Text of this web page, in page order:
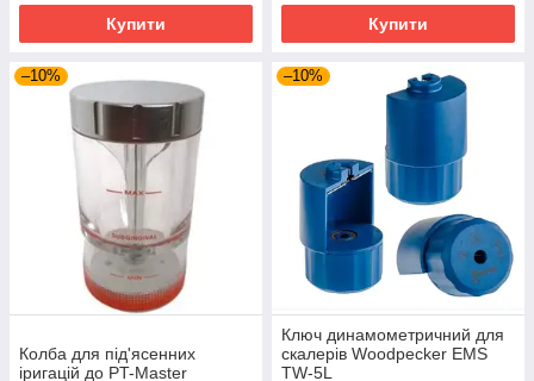
Купити Купити
–10%
Колба для під'ясенних
іригацій до PT-Master
–10%
Ключ динамометричний для
скалерів Woodpecker EMS
TW-5L